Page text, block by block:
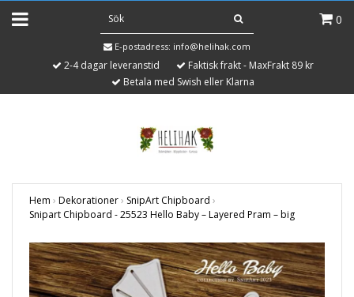
0
E-postadress: info@helihak.com
2-4 dagar leveranstid
Faktisk frakt - MaxFrakt 89 kr
Betala med Swish eller Klarna
Hem › Dekorationer› SnipArt Chipboard ›
Snipart Chipboard - 25523 Hello Baby – Layered Pram – big